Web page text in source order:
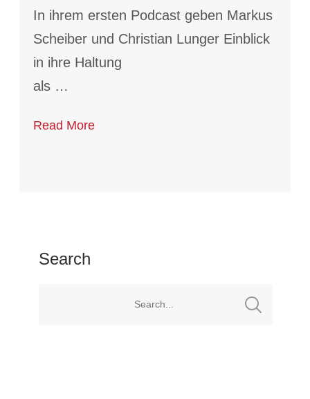
In ihrem ersten Podcast geben Markus
Scheiber und Christian Lunger Einblick
in ihre Haltung
als …
Read More
Search